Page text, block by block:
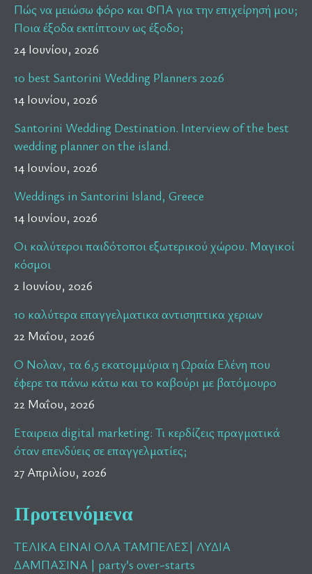
Πώς να μειώσω φόρο και ΦΠΑ για την επιχείρησή μου;
Ποια έξοδα εκπίπτουν ως έξοδο;
24 Ιουνίου, 2026
10 best Santorini Wedding Planners 2026
14 Ιουνίου, 2026
Santorini Wedding Destination. Interview of the best
wedding planner on the island.
14 Ιουνίου, 2026
Weddings in Santorini Island, Greece
14 Ιουνίου, 2026
Οι καλύτεροι παιδότοποι εξωτερικού χώρου. Μαγικοί
κόσμοι
2 Ιουνίου, 2026
10 καλύτερα επαγγελματικα αντισηπτικα χεριων
22 Μαΐου, 2026
Ο Νολαν, τα 6,5 εκατομμύρια η Ωραία Ελένη που
έφερε τα πάνω κάτω και το καβούρι με βατόμουρο
22 Μαΐου, 2026
Εταιρεια digital marketing: Τι κερδίζεις πραγματικά
όταν επενδύεις σε επαγγελματίες;
27 Απριλίου, 2026
Προτεινόμενα
ΤΕΛΙΚΑ ΕΙΝΑΙ ΟΛΑ ΤΑΜΠΕΛΕΣ| ΛΥΔΙΑ
ΔΑΜΠΑΣΙΝΑ | party’s over-starts